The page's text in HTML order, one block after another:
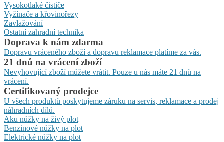
Vysokotlaké čističe
Vyžínače a křovinořezy
Zavlažování
Ostatní zahradní technika
Doprava k nám zdarma
Dopravu vráceného zboží a dopravu reklamace platíme za vás.
21 dnů na vrácení zboží
Nevyhovující zboží můžete vrátit. Pouze u nás máte 21 dnů na
vrácení.
Certifikovaný prodejce
U všech produktů poskytujeme záruku na servis, reklamace a prodej
náhradních dílů.
Aku nůžky na živý plot
Benzinové nůžky na plot
Elektrické nůžky na plot